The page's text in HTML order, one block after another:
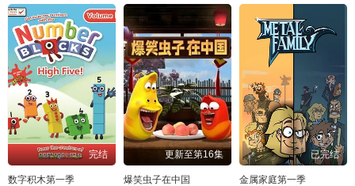
完结
数字积木第一季
更新至第16集
爆笑虫子在中国
已完结
金属家庭第一季